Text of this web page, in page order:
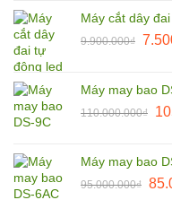
Máy cắt dây
9.900.000₫ Giá
Máy may bao
110.000.000₫
Máy may bao
95.000.000₫ Giá